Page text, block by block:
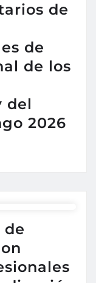
de
de
de los
del
2026
de